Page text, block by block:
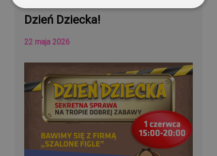
Dzień Dziecka!
22 maja 2026